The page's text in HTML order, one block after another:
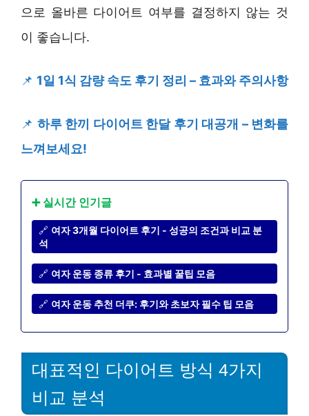
으로 올바른 다이어트 여부를 결정하지 않는 것
이 좋습니다.
📌 1일 1식 감량 속도 후기 정리 – 효과와 주의사항
📌 하루 한끼 다이어트 한달 후기 대공개 – 변화를
느껴보세요!
➕ 실시간 인기글
🔗 여자 3개월 다이어트 후기 - 성공의 조건과 비교 분
석
🔗 여자 운동 종류 후기 - 효과별 꿀팁 모음
🔗 여자 운동 추천 더쿠: 후기와 초보자 필수 팁 모음
대표적인 다이어트 방식 4가지
비교 분석